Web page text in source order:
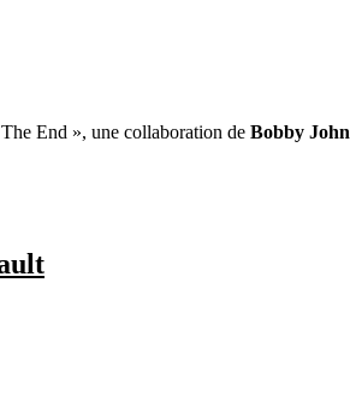
End », une collaboration de Bobby John